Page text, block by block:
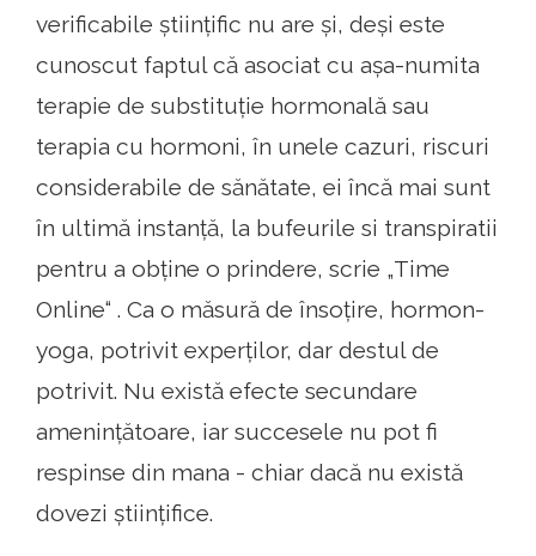
verificabile științific nu are și, deși este
cunoscut faptul că asociat cu așa-numita
terapie de substituție hormonală sau
terapia cu hormoni, în unele cazuri, riscuri
considerabile de sănătate, ei încă mai sunt
în ultimă instanță, la bufeurile si transpiratii
pentru a obține o prindere, scrie „Time
Online“ . Ca o măsură de însoțire, hormon-
yoga, potrivit experților, dar destul de
potrivit. Nu există efecte secundare
amenințătoare, iar succesele nu pot fi
respinse din mana - chiar dacă nu există
dovezi științifice.